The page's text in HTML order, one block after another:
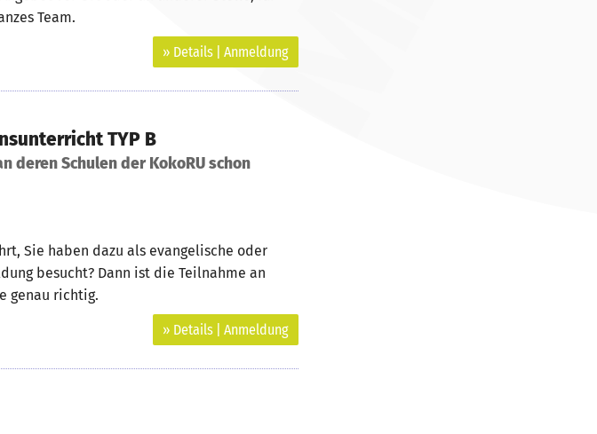
Team.
» Details | Anmeldung
TYP B
deren Schulen der KokoRU schon
Sie haben dazu als evangelische oder
besucht? Dann ist die Teilnahme an
genau richtig.
» Details | Anmeldung